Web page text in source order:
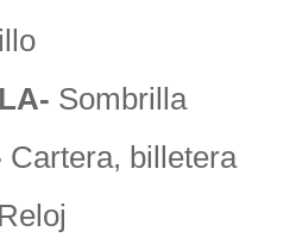
Sombrilla
Cartera, billetera
Reloj